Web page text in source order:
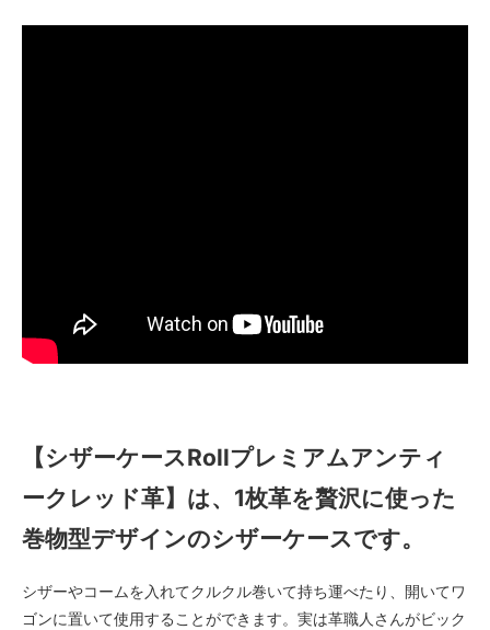
【シザーケースRollプレミアムアンティ
ークレッド革】は、1枚革を贅沢に使った
巻物型デザインのシザーケースです。
シザーやコームを入れてクルクル巻いて持ち運べたり、開いてワ
ゴンに置いて使用することができます。実は革職人さんがビック